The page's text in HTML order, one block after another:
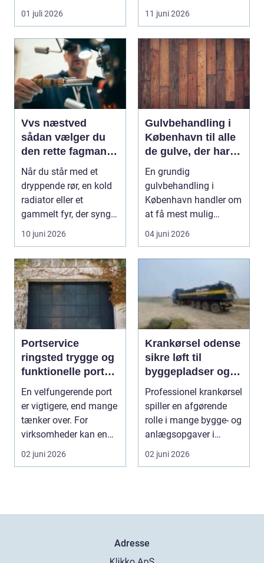
kulissen ligger et net af
st...
01 juli 2026 11 juni 2026
Vvs næstved
sådan vælger du
den rette fagmand
til vand, varme og
energi
Når du står med et
dryppende rør, en kold
radiator eller et
gammelt fyr, der synger
på sidste vers, ...
10 juni 2026
Gulvbehandling i
København til alle
de gulve, der har
brug for
førstehjælp
En grundig
gulvbehandling i
København handler om
at få mest mulig
kvalitet og levetid u...
04 juni 2026
Portservice
ringsted trygge og
funktionelle porte i
hverdagen
En velfungerende port
er vigtigere, end mange
tænker over. For
virksomheder kan en
defekt port betyd...
02 juni 2026
Krankørsel odense
sikre løft til
byggepladser og
private opgaver
Professionel krankørsel
spiller en afgørende
rolle i mange bygge- og
anlægsopgaver i
Odense og omegn...
02 juni 2026
Adresse